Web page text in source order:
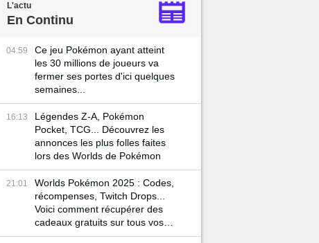
L'actu
En Continu
04:59
Ce jeu Pokémon ayant atteint
les 30 millions de joueurs va
fermer ses portes d'ici quelques
semaines...
16:13
Légendes Z-A, Pokémon
Pocket, TCG... Découvrez les
annonces les plus folles faites
lors des Worlds de Pokémon
21:01
Worlds Pokémon 2025 : Codes,
récompenses, Twitch Drops...
Voici comment récupérer des
cadeaux gratuits sur tous vos
jeux préférés